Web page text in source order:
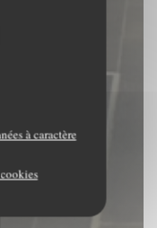
à caractère